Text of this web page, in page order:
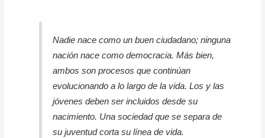
Nadie nace como un buen ciudadano; ninguna
nación nace como democracia. Más bien,
ambos son procesos que continúan
evolucionando a lo largo de la vida. Los y las
jóvenes deben ser incluidos desde su
nacimiento. Una sociedad que se separa de
su juventud corta su línea de vida.